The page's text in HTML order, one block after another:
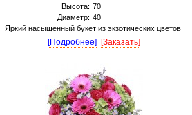
Высота: 70
Диаметр: 40
Яркий насыщенный букет из экзотических цветов
[Подробнее] [Заказать]